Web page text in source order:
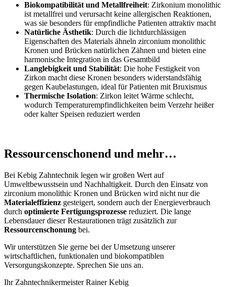
Biokompatibilität und Metallfreiheit: Zirkonium monolithic
ist metallfrei und verursacht keine allergischen Reaktionen,
was sie besonders für empfindliche Patienten attraktiv macht
Natürliche Ästhetik: Durch die lichtdurchlässigen
Eigenschaften des Materials ähneln zirconium monolithic
Kronen und Brücken natürlichen Zähnen und bieten eine
harmonische Integration in das Gesamtbild
Langlebigkeit und Stabilität: Die hohe Festigkeit von
Zirkon macht diese Kronen besonders widerstandsfähig
gegen Kaubelastungen, ideal für Patienten mit Bruxismus
Thermische Isolation: Zirkon leitet Wärme schlecht,
wodurch Temperaturempfindlichkeiten beim Verzehr heißer
oder kalter Speisen reduziert werden
Ressourcenschonend und mehr…
Bei Kebig Zahntechnik legen wir großen Wert auf
Umweltbewusstsein und Nachhaltigkeit. Durch den Einsatz von
zirconium monolithic Kronen und Brücken wird nicht nur die
Materialeffizienz gesteigert, sondern auch der Energieverbrauch
durch optimierte Fertigungsprozesse reduziert. Die lange
Lebensdauer dieser Restaurationen trägt zusätzlich zur
Ressourcenschonung bei.
Wir unterstützen Sie gerne bei der Umsetzung unserer
wirtschaftlichen, funktionalen und biokompatiblen
Versorgungskonzepte. Sprechen Sie uns an.
Ihr Zahntechnikermeister Rainer Kebig